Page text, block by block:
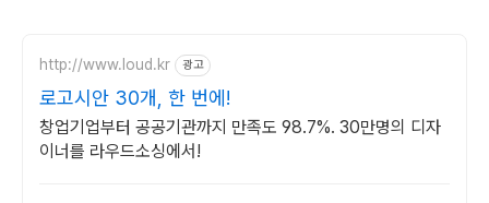
http://www.loud.kr 광고
로고시안 30개, 한 번에!
창업기업부터 공공기관까지 만족도 98.7%. 30만명의 디자
이너를 라우드소싱에서!